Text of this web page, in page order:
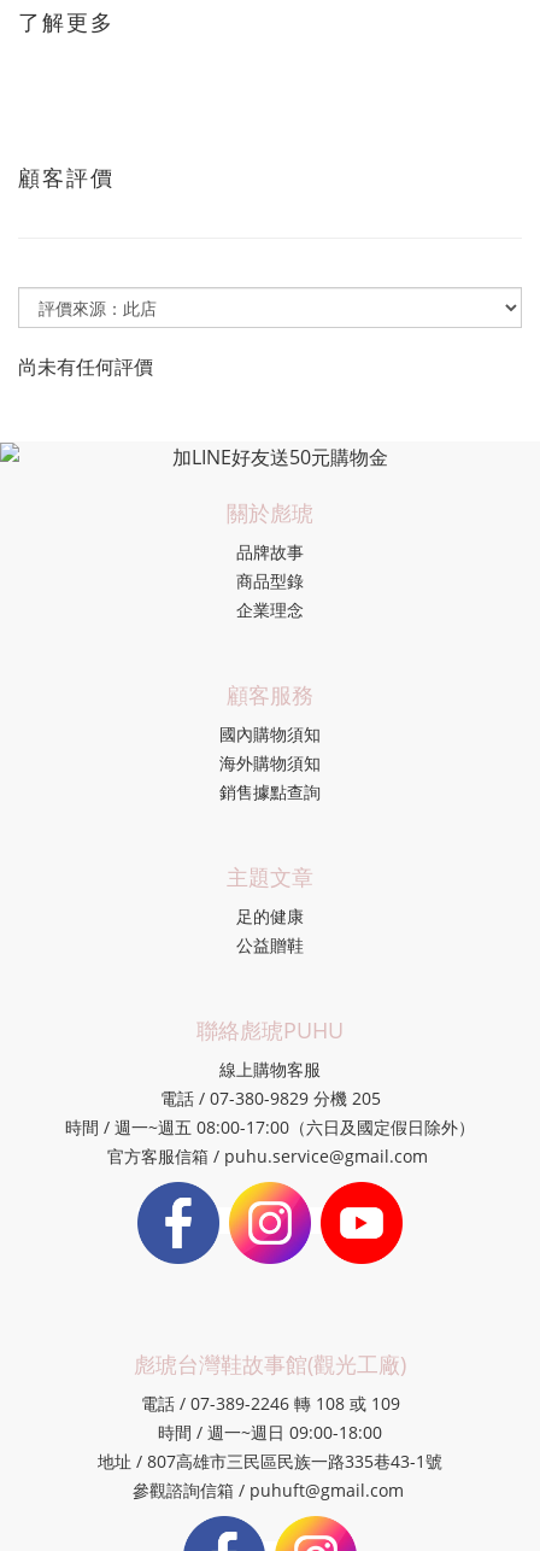
了解更多
顧客評價
尚未有任何評價
關於彪琥
品牌故事
商品型錄
企業理念
顧客服務
國內購物須知
海外購物須知
銷售據點查詢
主題文章
足的健康
公益贈鞋
聯絡彪琥PUHU
線上購物客服
電話 / 07-380-9829 分機 205
時間 / 週一~週五 08:00-17:00（六日及國定假日除外）
官方客服信箱 / puhu.service@gmail.com
彪琥台灣鞋故事館(觀光工廠)
電話 / 07-389-2246 轉 108 或 109
時間 / 週一~週日 09:00-18:00
地址 / 807高雄市三民區民族一路335巷43-1號
參觀諮詢信箱 / puhuft@gmail.com